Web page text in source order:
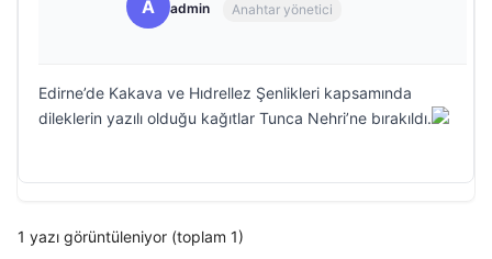
A admin Anahtar yönetici
Edirne’de Kakava ve Hıdrellez Şenlikleri kapsamında
dileklerin yazılı olduğu kağıtlar Tunca Nehri’ne bırakıldı.
1 yazı görüntüleniyor (toplam 1)